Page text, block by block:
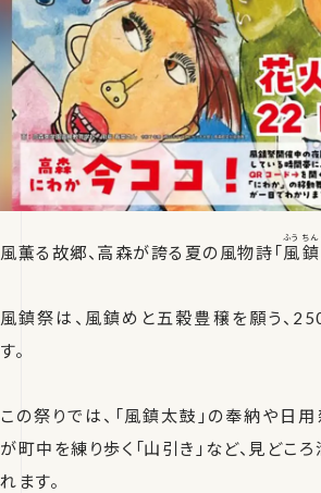
風薫る故郷、高森が誇る夏の風物詩「風
ふうちん
風鎮祭は、風鎮めと五穀豊穣を願う、
す。
この祭りでは、「風鎮太鼓」の奉納や日
が町中を練り歩く「山引き」など、見どこ
れます。